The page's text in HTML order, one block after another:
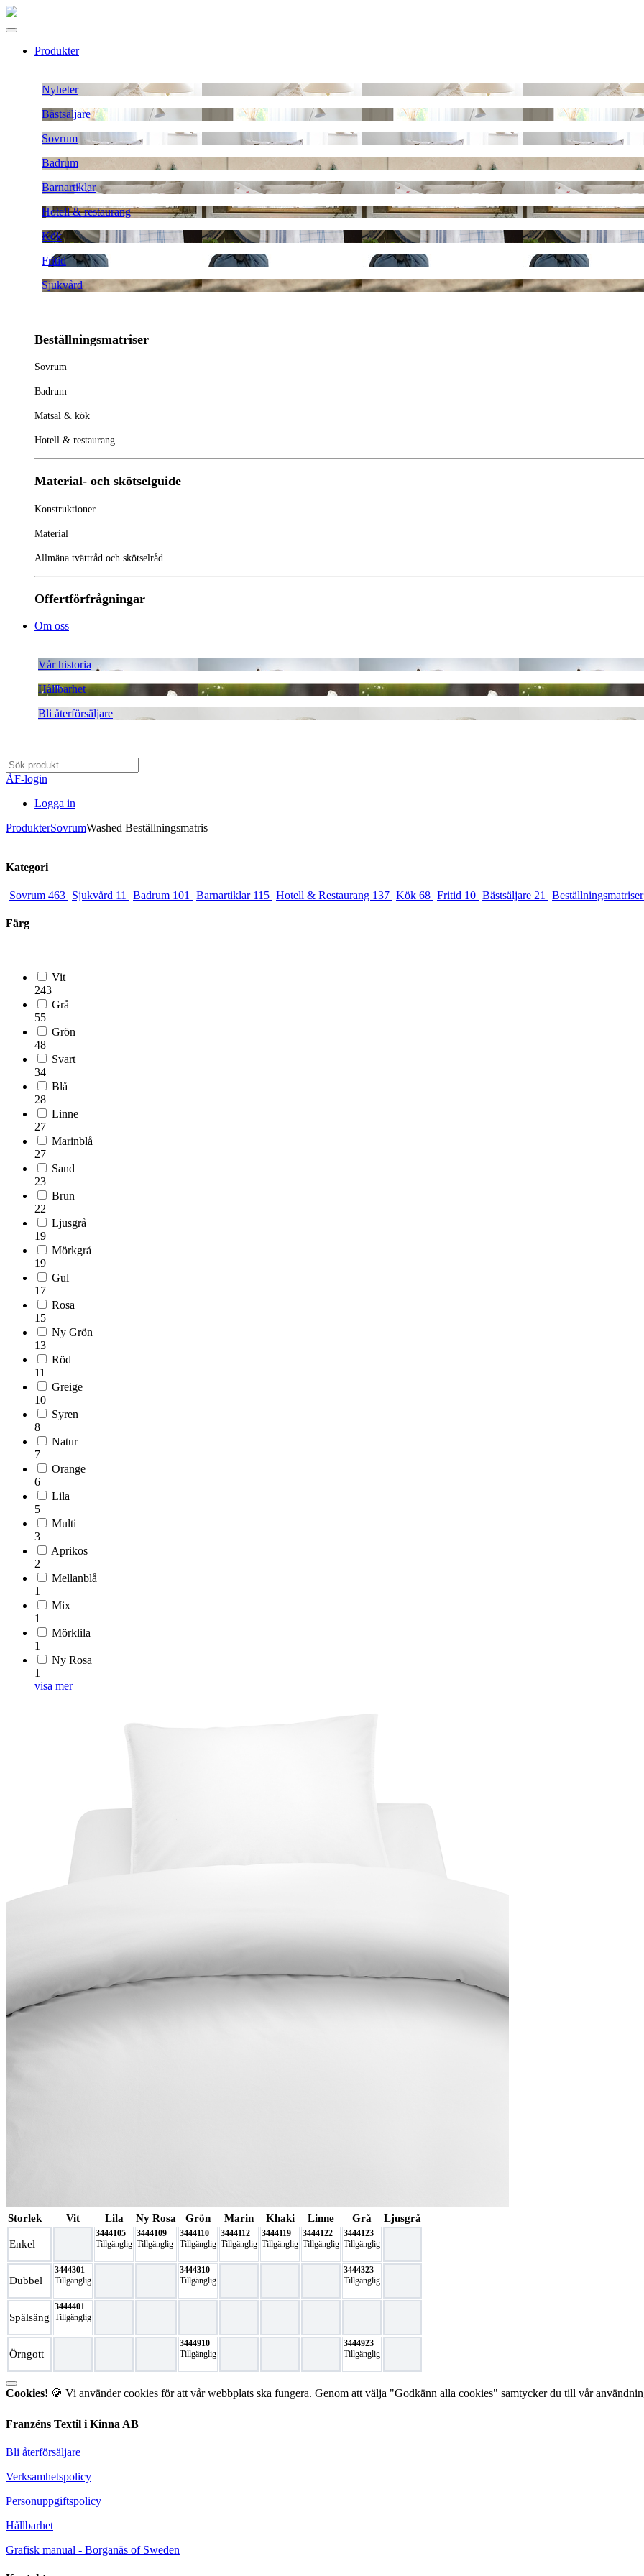
Produkter
Nyheter
Bästsäljare
Sovrum
Badrum
Barnartiklar
Hotell & restaurang
Kök
Fritid
Sjukvård
Beställningsmatriser
Sovrum
Badrum
Matsal & kök
Hotell & restaurang
Material- och skötselguide
Konstruktioner
Material
Allmäna tvättråd och skötselråd
Offertförfrågningar
Om oss
Vår historia
Hållbarhet
Bli återförsäljare
ÅF-login
Logga in
ProdukterSovrumWashed Beställningsmatris
Kategori
Sovrum 463 Sjukvård 11 Badrum 101 Barnartiklar 115 Hotell & Restaurang 137 Kök 68 Fritid 10 Bästsäljare 21
Färg
Vit
243
Grå
55
Grön
48
Svart
34
Blå
28
Linne
27
Marinblå
27
Sand
23
Brun
22
Ljusgrå
19
Mörkgrå
19
Gul
17
Rosa
15
Ny Grön
13
Röd
11
Greige
10
Syren
8
Natur
7
Orange
6
Lila
5
Multi
3
Aprikos
2
Mellanblå
1
Mix
1
Mörklila
1
Ny Rosa
1
visa mer
Storlek Vit Lila Ny Rosa Grön Marin Khaki Linne Grå Ljusgrå
Enkel
3444105
Tillgänglig
3444109
Tillgänglig
3444110
Tillgänglig
3444112
Tillgänglig
3444119
Tillgänglig
3444122
Tillgänglig
3444123
Tillgänglig
Dubbel
3444301
Tillgänglig
3444310
Tillgänglig
3444323
Tillgänglig
Spälsäng
3444401
Tillgänglig
Örngott
3444910
Tillgänglig
3444923
Tillgänglig
Cookies! 🍪 Vi använder cookies för att vår webbplats ska fungera. Genom att välja "Godkänn alla cookies" samtycker du till vår
Franzéns Textil i Kinna AB
Bli återförsäljare
Verksamhetspolicy
Personuppgiftspolicy
Hållbarhet
Grafisk manual - Borganäs of Sweden